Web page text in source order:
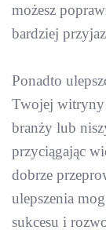
możesz
bardziej
Ponadto
Twojej witryny
branży lub
przyciągając
dobrze
ulepszenia
sukcesu i